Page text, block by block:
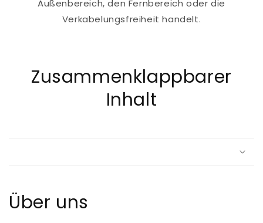
Außenbereich, den Fernbereich oder die
Verkabelungsfreiheit handelt.
Zusammenklappbarer
Inhalt
Über uns